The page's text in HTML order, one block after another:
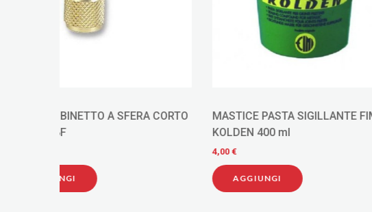
MASTICE PASTA SIGILLANTE FIMI
KOLDEN 400 ml
AGGIUNGI
Wigam giunto diritto
cartella 1/4" x 1/2"
AGGIUNGI